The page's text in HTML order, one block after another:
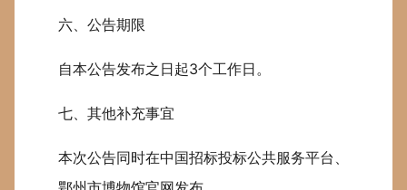
六、公告期限
自本公告发布之日起3个工作日。
七、其他补充事宜
本次公告同时在中国招标投标公共服务平台、